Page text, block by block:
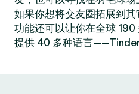
如果你想将交友圈拓展到
功能还可以让你在全球
提供 40 多种语言——Tinder